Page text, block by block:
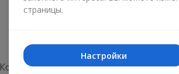
Композиция "Монако"
страницы.
Настройки